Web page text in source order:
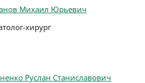
Михаил Юрьевич
хирург
Руслан Станиславович